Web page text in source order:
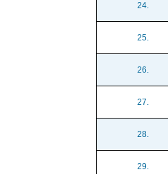
24.
25.
26.
27.
28.
29.